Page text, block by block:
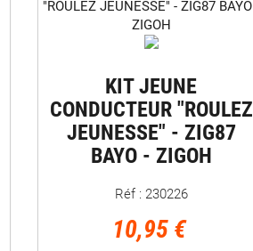
KIT JEUNE
CONDUCTEUR "ROULEZ
JEUNESSE" - ZIG87
BAYO - ZIGOH
Réf : 230226
10,95 €